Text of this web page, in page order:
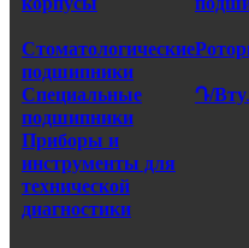
Стоматологические
подшипники
Специальные
подшипники
Դ/
Приборы и
инструменты для
технической
диагностики